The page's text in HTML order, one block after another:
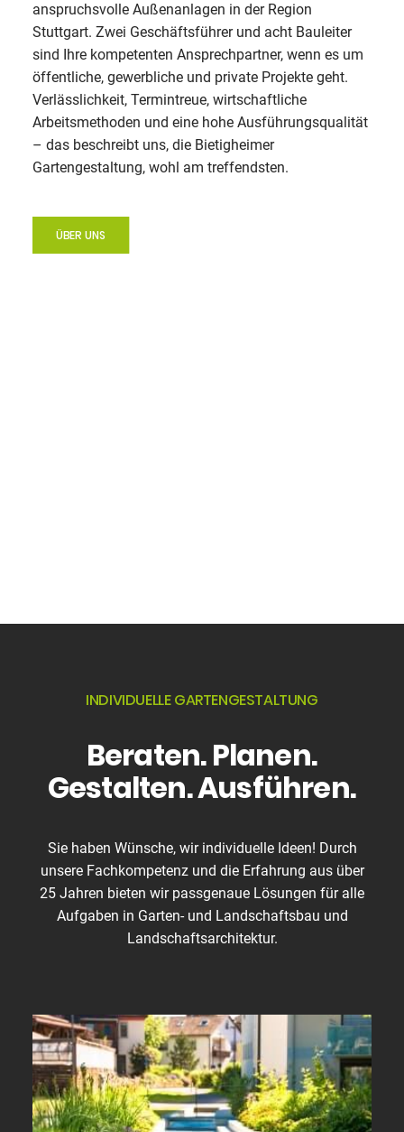
ÜBER UNS
PROJEKTE
JOBS
AUSBILDUNG
anspruchsvolle Außenanlagen in der Region
Stuttgart. Zwei Geschäftsführer und acht Bauleiter
sind Ihre kompetenten Ansprechpartner, wenn es um
öffentliche, gewerbliche und private Projekte geht.
Verlässlichkeit, Termintreue, wirtschaftliche
Arbeitsmethoden und eine hohe Ausführungsqualität
– das beschreibt uns, die Bietigheimer
Gartengestaltung, wohl am treffendsten.
ÜBER UNS
INDIVIDUELLE GARTENGESTALTUNG
Beraten. Planen.
Gestalten. Ausführen.
Sie haben Wünsche, wir individuelle Ideen! Durch
unsere Fachkompetenz und die Erfahrung aus über
25 Jahren bieten wir passgenaue Lösungen für alle
Aufgaben in Garten- und Landschaftsbau und
Landschaftsarchitektur.